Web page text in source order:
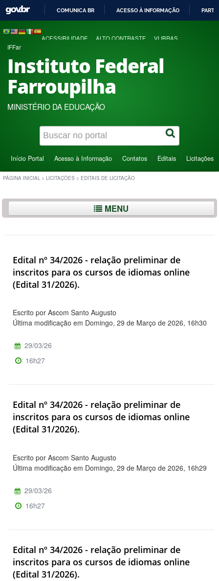
COMUNICA BR ACESSO À INFORMAÇÃO
ACESSIBILIDADE ALTO CONTRASTE VLIBRAS
IFFar
Instituto Federal
Farroupilha
MINISTÉRIO DA EDUCAÇÃO
Início Portal Acesso à Informação Contatos Editais Licitações
PÁGINA INICIAL > LICITAÇÕES > EDITAIS DE LICITAÇÃO
MENU
Edital nº 34/2026 - relação preliminar de
inscritos para os cursos de idiomas online
(Edital 31/2026).
Escrito por Ascom Santo Augusto
Última modificação em Domingo, 29 de Março de 2026, 16h30
29/03/26
16h27
Edital nº 34/2026 - relação preliminar de
inscritos para os cursos de idiomas online
(Edital 31/2026).
Escrito por Ascom Santo Augusto
Última modificação em Domingo, 29 de Março de 2026, 16h29
29/03/26
16h27
Edital nº 34/2026 - relação preliminar de
inscritos para os cursos de idiomas online
(Edital 31/2026).